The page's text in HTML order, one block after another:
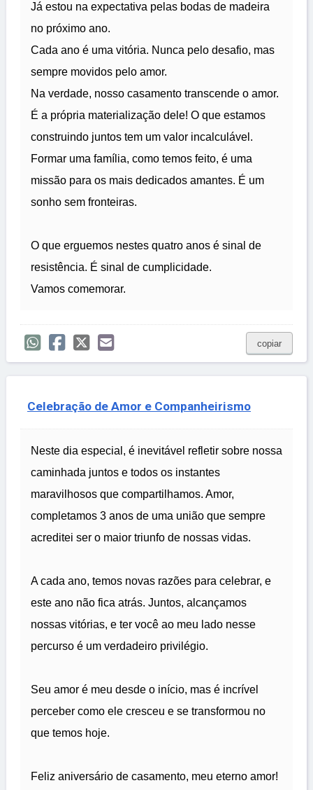
Já estou na expectativa pelas bodas de madeira
no próximo ano.
Cada ano é uma vitória. Nunca pelo desafio, mas
sempre movidos pelo amor.
Na verdade, nosso casamento transcende o amor.
É a própria materialização dele! O que estamos
construindo juntos tem um valor incalculável.
Formar uma família, como temos feito, é uma
missão para os mais dedicados amantes. É um
sonho sem fronteiras.
O que erguemos nestes quatro anos é sinal de
resistência. É sinal de cumplicidade.
Vamos comemorar.
copiar
Celebração de Amor e Companheirismo
Neste dia especial, é inevitável refletir sobre nossa
caminhada juntos e todos os instantes
maravilhosos que compartilhamos. Amor,
completamos 3 anos de uma união que sempre
acreditei ser o maior triunfo de nossas vidas.
A cada ano, temos novas razões para celebrar, e
este ano não fica atrás. Juntos, alcançamos
nossas vitórias, e ter você ao meu lado nesse
percurso é um verdadeiro privilégio.
Seu amor é meu desde o início, mas é incrível
perceber como ele cresceu e se transformou no
que temos hoje.
Feliz aniversário de casamento, meu eterno amor!